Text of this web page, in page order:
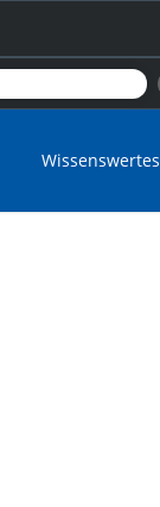
Wissenswertes